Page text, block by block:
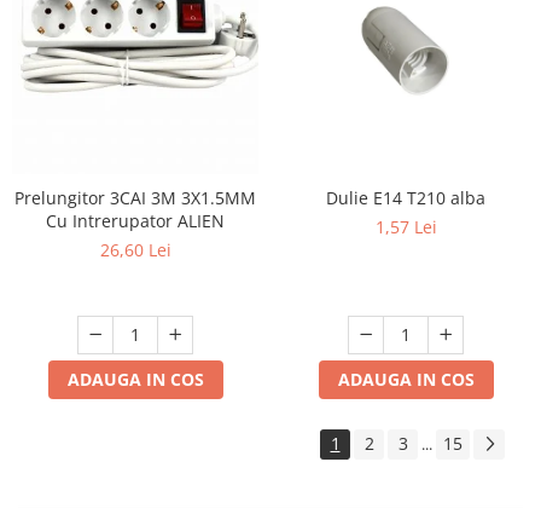
Prelungitor 3CAI 3M 3X1.5MM
Cu Intrerupator ALIEN
26,60 Lei
ADAUGA IN COS
Dulie E14 T210 alba
1,57 Lei
ADAUGA IN COS
1 2 3 ... 15